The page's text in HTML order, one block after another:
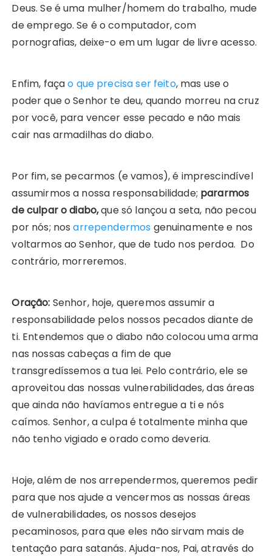
Deus. Se é uma mulher/homem do trabalho, mude
de emprego. Se é o computador, com
pornografias, deixe-o em um lugar de livre acesso.
Enfim, façao que precisa ser feito, mas use o
poder que o Senhor te deu, quando morreu na cruz
por você, para vencer esse pecado e não mais
cair nas armadilhas do diabo.
Por fim, se pecarmos (e vamos), é imprescindível
assumirmos a nossa responsabilidade; pararmos
de culpar o diabo,que só lançou a seta, não pecou
por nós; nosarrependermos genuinamente e nos
voltarmos ao Senhor, que de tudo nos perdoa. Do
contrário, morreremos.
Oração: Senhor, hoje, queremos assumir a
responsabilidade pelos nossos pecados diante de
ti. Entendemos que o diabo não colocou uma arma
nas nossas cabeças a fim de que
transgredíssemos a tua lei. Pelo contrário, ele se
aproveitou das nossas vulnerabilidades, das áreas
que ainda não havíamos entregue a ti e nós
caímos. Senhor, a culpa é totalmente minha que
não tenho vigiado e orado como deveria.
Hoje, além de nos arrependermos, queremos pedir
para que nos ajude a vencermos as nossas áreas
de vulnerabilidades, os nossos desejos
pecaminosos, para que eles não sirvam mais de
tentação para satanás. Ajuda-nos, Pai, através do